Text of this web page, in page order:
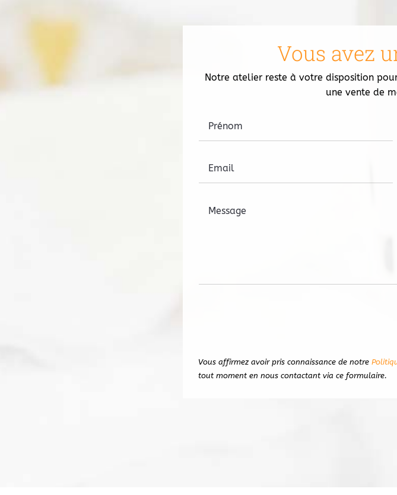
Vous avez
Notre atelier reste à votre disposition
une vente de
Vous affirmez avoir pris connaissance de notre
tout moment en nous contactant via ce formulaire.